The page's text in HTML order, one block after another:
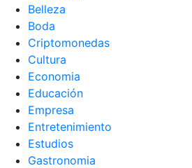
Belleza
Boda
Criptomonedas
Cultura
Economia
Educación
Empresa
Entretenimiento
Estudios
Gastronomia